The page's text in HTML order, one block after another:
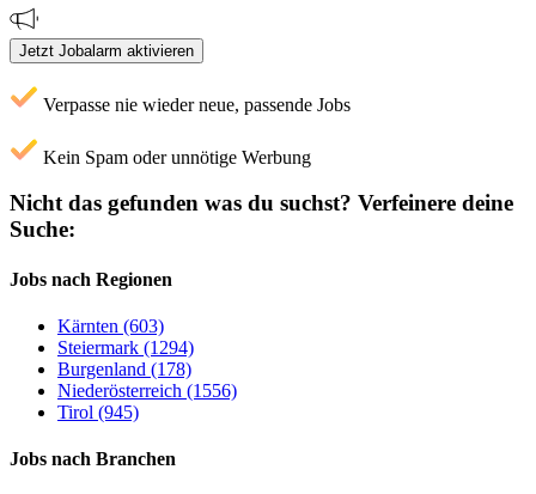
Jetzt Jobalarm aktivieren
Verpasse nie wieder neue, passende Jobs
Kein Spam oder unnötige Werbung
Nicht das gefunden was du suchst? Verfeinere deine
Suche:
Jobs nach Regionen
Kärnten (603)
Steiermark (1294)
Burgenland (178)
Niederösterreich (1556)
Tirol (945)
Jobs nach Branchen